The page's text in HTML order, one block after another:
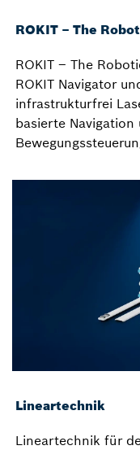
ROKIT – The
ROKIT – The
ROKIT Navigator
infrastrukturfrei
basierte
Lineartechnik
Lineartechnik für